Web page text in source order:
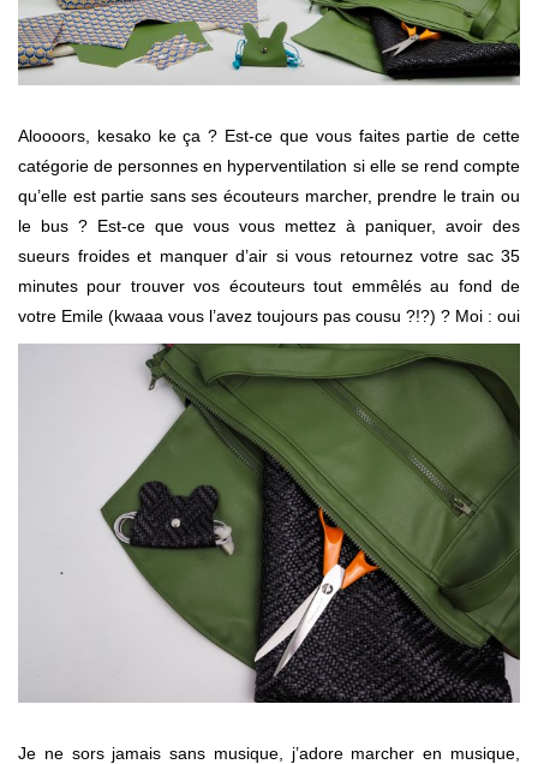
Aloooors, kesako ke ça ? Est-ce que vous faites partie de cette
catégorie de personnes en hyperventilation si elle se rend compte
qu’elle est partie sans ses écouteurs marcher, prendre le train ou
le bus ? Est-ce que vous vous mettez à paniquer, avoir des
sueurs froides et manquer d’air si vous retournez votre sac 35
minutes pour trouver vos écouteurs tout emmêlés au fond de
votre Emile (kwaaa vous l’avez toujours pas cousu ?!?) ? Moi : oui
Je ne sors jamais sans musique, j’adore marcher en musique,